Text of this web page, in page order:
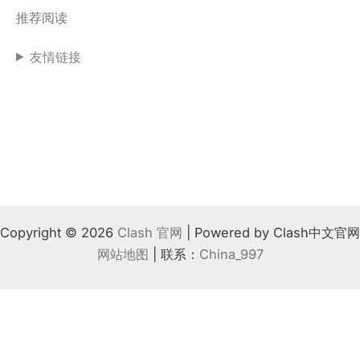
推荐阅读
友情链接
Copyright © 2026 Clash 官网 | Powered by Clash中文官网
网站地图 | 联系： China_997